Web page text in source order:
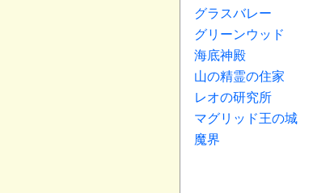
グラスバレー
グリーンウッド
海底神殿
山の精霊の住家
レオの研究所
マグリッド王の城
魔界